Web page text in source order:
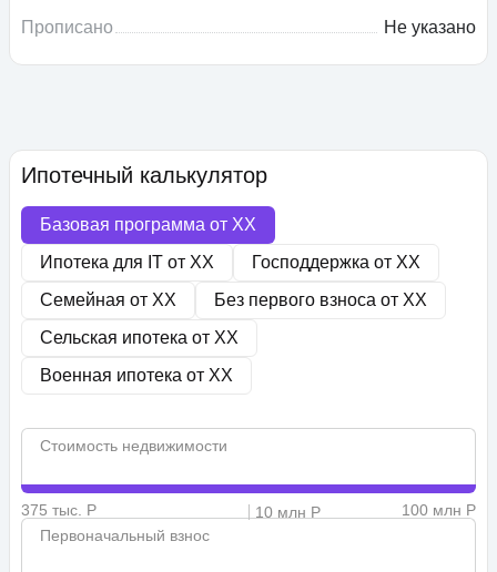
Прописано
Не указано
Ипотечный калькулятор
Базовая программа от XX
Ипотека для IT от XX Господдержка от XX
Семейная от XX Без первого взноса от XX
Сельская ипотека от XX
Военная ипотека от XX
Стоимость недвижимости
375 тыс. Р 10 млн Р
100 млн Р
Первоначальный взнос